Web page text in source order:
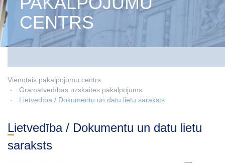
CENTRS
Vienotais pakalpojumu centrs
Grāmatvedības uzskaites pakalpojums
Lietvedība / Dokumentu un datu lietu saraksts
Lietvedība / Dokumentu un datu lietu
saraksts